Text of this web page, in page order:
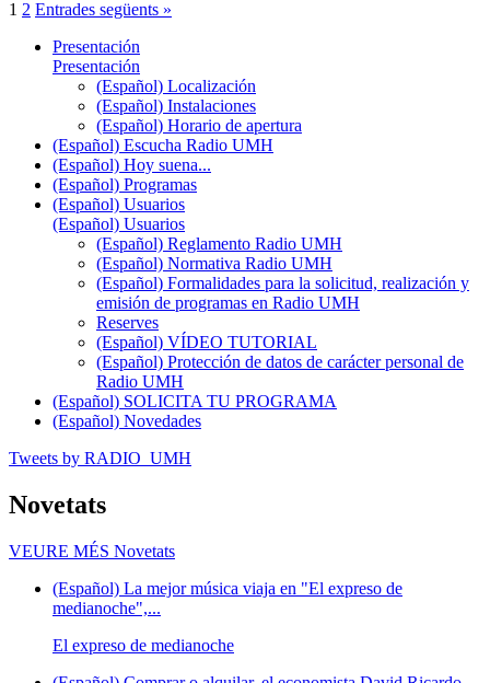
1 2 Entrades següents »
Presentación
Presentación
(Español) Localización
(Español) Instalaciones
(Español) Horario de apertura
(Español) Escucha Radio UMH
(Español) Hoy suena...
(Español) Programas
(Español) Usuarios
(Español) Usuarios
(Español) Reglamento Radio UMH
(Español) Normativa Radio UMH
(Español) Formalidades para la solicitud, realización y
emisión de programas en Radio UMH
Reserves
(Español) VÍDEO TUTORIAL
(Español) Protección de datos de carácter personal de
Radio UMH
(Español) SOLICITA TU PROGRAMA
(Español) Novedades
Tweets by RADIO_UMH
Novetats
VEURE MÉS Novetats
(Español) La mejor música viaja en "El expreso de
medianoche",...
El expreso de medianoche